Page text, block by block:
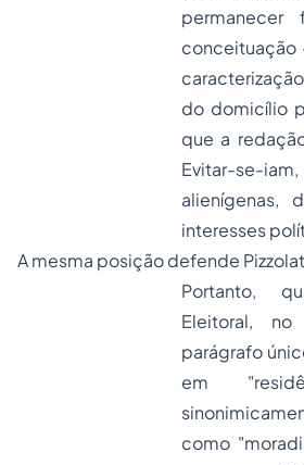
conceituação
do domicílio
que a
Evitar-se-
alienígenas,
interesses
A mesma posição defende
Portanto,
Eleitoral,
parágrafo
em
como